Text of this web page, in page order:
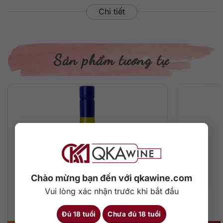
Chào mừng bạn đến với qkawine.com
Vui lòng xác nhận trước khi bắt đầu
Đủ 18 tuổi Chưa đủ 18 tuổi
Chi tiết
Sản phẩm tương tự